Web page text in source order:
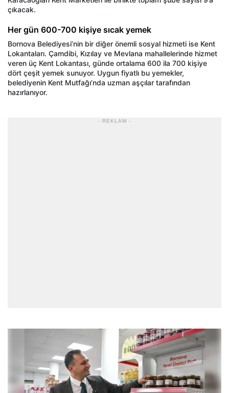
çıkacak.
Her gün 600-700 kişiye sıcak yemek
Bornova Belediyesi’nin bir diğer önemli sosyal hizmeti ise Kent
Lokantaları. Çamdibi, Kızılay ve Mevlana mahallelerinde hizmet
veren üç Kent Lokantası, günde ortalama 600 ila 700 kişiye
dört çeşit yemek sunuyor. Uygun fiyatlı bu yemekler,
belediyenin Kent Mutfağı’nda uzman aşçılar tarafından
hazırlanıyor.
- REKLAM -